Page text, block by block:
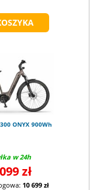
ONYX 900Wh
w 24h
zł
10 699 zł